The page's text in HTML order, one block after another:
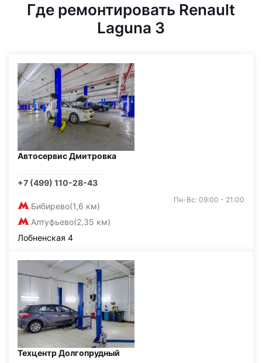
Где ремонтировать Renault
Laguna 3
Автосервис Дмитровка
+7 (499) 110-28-43
Бибирево(1,6 км)
Алтуфьево(2,35 км)
Пн-Вс: 09:00 - 21:00
Лобненская 4
Техцентр Долгопрудный